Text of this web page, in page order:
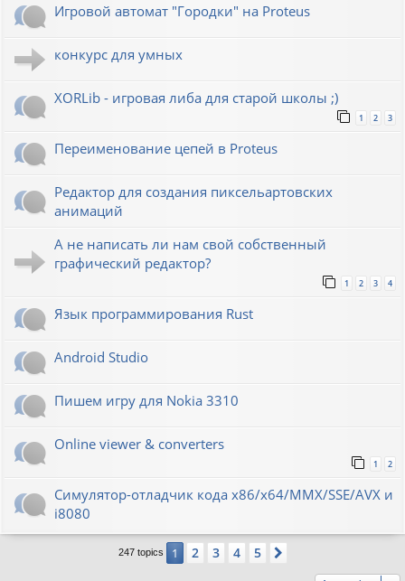
Игровой автомат "Городки" на Proteus
конкурс для умных
XORLib - игровая либа для старой школы ;)
1 2 3
Переименование цепей в Proteus
Редактор для создания пиксельартовских
анимаций
А не написать ли нам свой собственный
графический редактор?
1 2 3 4
Язык программирования Rust
Android Studio
Пишем игру для Nokia 3310
Online viewer & converters
1 2
Симулятор-отладчик кода x86/x64/MMX/SSE/AVX и
i8080
247 topics 1 2 3 4 5